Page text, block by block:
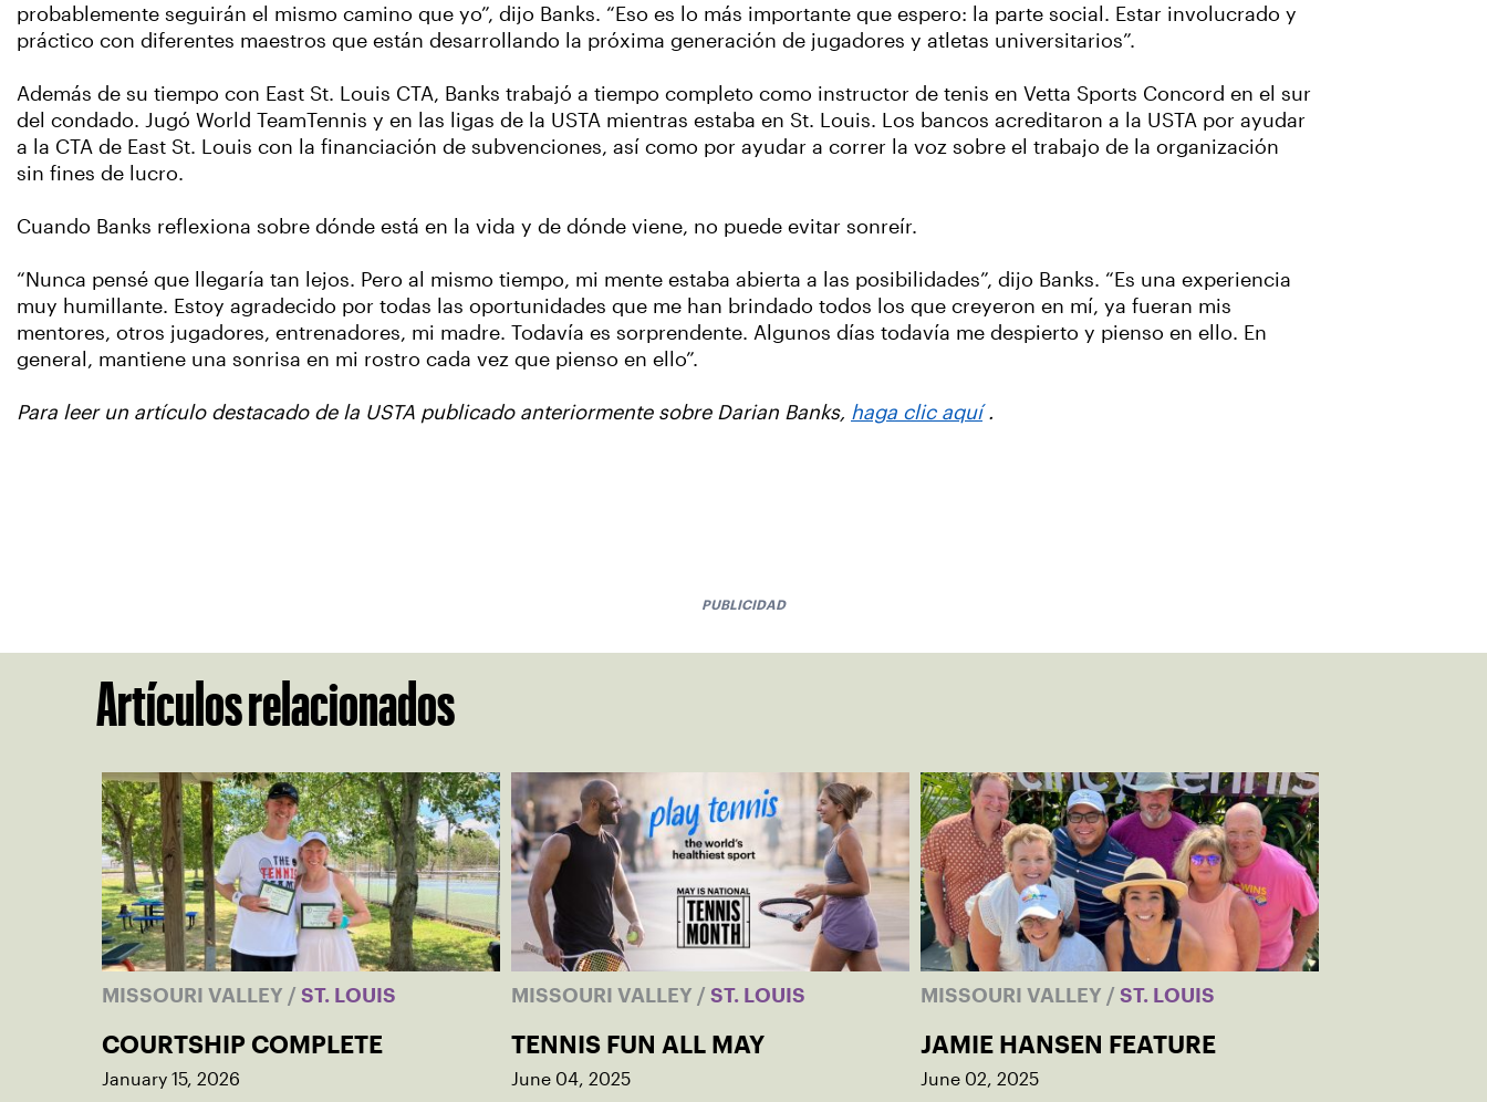
probablemente seguirán el mismo camino que yo”, dijo Banks. “Eso es lo más importante que espero: la parte social. Estar involucrado y
práctico con diferentes maestros que están desarrollando la próxima generación de jugadores y atletas universitarios”.
Además de su tiempo con East St. Louis CTA, Banks trabajó a tiempo completo como instructor de tenis en Vetta Sports Concord en el sur
del condado. Jugó World TeamTennis y en las ligas de la USTA mientras estaba en St. Louis. Los bancos acreditaron a la USTA por ayudar
a la CTA de East St. Louis con la financiación de subvenciones, así como por ayudar a correr la voz sobre el trabajo de la organización
sin fines de lucro.
Cuando Banks reflexiona sobre dónde está en la vida y de dónde viene, no puede evitar sonreír.
“Nunca pensé que llegaría tan lejos. Pero al mismo tiempo, mi mente estaba abierta a las posibilidades”, dijo Banks. “Es una experiencia
muy humillante. Estoy agradecido por todas las oportunidades que me han brindado todos los que creyeron en mí, ya fueran mis
mentores, otros jugadores, entrenadores, mi madre. Todavía es sorprendente. Algunos días todavía me despierto y pienso en ello. En
general, mantiene una sonrisa en mi rostro cada vez que pienso en ello”.
Para leer un artículo destacado de la USTA publicado anteriormente sobre Darian Banks, haga clic aquí.
PUBLICIDAD
Artículos relacionados
MISSOURI VALLEY / ST. LOUIS
COURTSHIP COMPLETE
January 15, 2026
MISSOURI VALLEY / ST. LOUIS
TENNIS FUN ALL MAY
June 04, 2025
MISSOURI VALLEY / ST. LOUIS
JAMIE HANSEN FEATURE
June 02, 2025